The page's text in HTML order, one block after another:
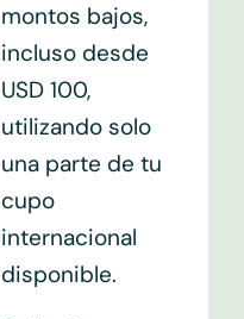
montos bajos,
incluso desde
USD 100,
utilizando solo
una parte de tu
cupo
internacional
disponible.